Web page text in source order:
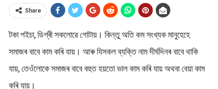
Share
টকা পইচা, ডিগ্ৰী সকলোৱে গোটায়। কিন্তু অতি কম সংখ্যক মানুহেহে
সমাজৰ বাবে কাম কৰি যায়। আৰু যিসকল ব্যক্তি নাম দীৰ্ঘদিনৰ বাবে থাকি
যায়, তেওঁলোকে সমাজৰ বাবে বহুত হয়তো ভাল কাম কৰি যায় অথবা বেয়া কাম
কৰি যায়।